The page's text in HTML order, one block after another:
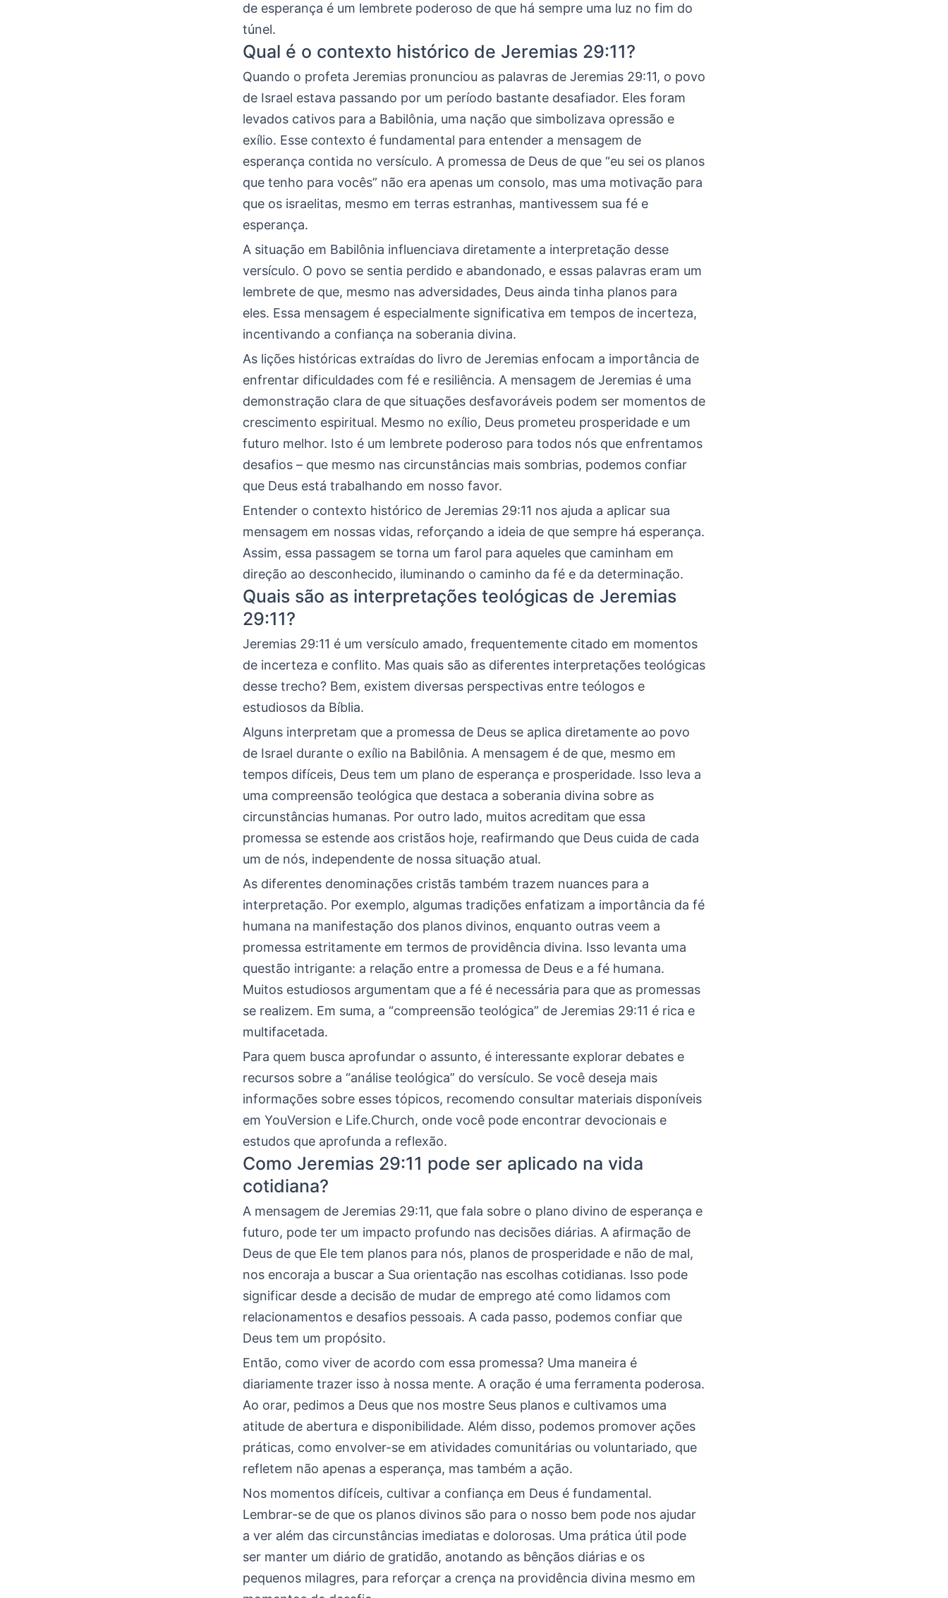
de esperança é um lembrete poderoso de que há sempre uma luz no fim do
túnel.
Qual é o contexto histórico de Jeremias 29:11?
Quando o profeta Jeremias pronunciou as palavras de Jeremias 29:11, o povo
de Israel estava passando por um período bastante desafiador. Eles foram
levados cativos para a Babilônia, uma nação que simbolizava opressão e
exílio. Esse contexto é fundamental para entender a mensagem de
esperança contida no versículo. A promessa de Deus de que “eu sei os planos
que tenho para vocês” não era apenas um consolo, mas uma motivação para
que os israelitas, mesmo em terras estranhas, mantivessem sua fé e
esperança.
A situação em Babilônia influenciava diretamente a interpretação desse
versículo. O povo se sentia perdido e abandonado, e essas palavras eram um
lembrete de que, mesmo nas adversidades, Deus ainda tinha planos para
eles. Essa mensagem é especialmente significativa em tempos de incerteza,
incentivando a confiança na soberania divina.
As lições históricas extraídas do livro de Jeremias enfocam a importância de
enfrentar dificuldades com fé e resiliência. A mensagem de Jeremias é uma
demonstração clara de que situações desfavoráveis podem ser momentos de
crescimento espiritual. Mesmo no exílio, Deus prometeu prosperidade e um
futuro melhor. Isto é um lembrete poderoso para todos nós que enfrentamos
desafios – que mesmo nas circunstâncias mais sombrias, podemos confiar
que Deus está trabalhando em nosso favor.
Entender o contexto histórico de Jeremias 29:11 nos ajuda a aplicar sua
mensagem em nossas vidas, reforçando a ideia de que sempre há esperança.
Assim, essa passagem se torna um farol para aqueles que caminham em
direção ao desconhecido, iluminando o caminho da fé e da determinação.
Quais são as interpretações teológicas de Jeremias
29:11?
Jeremias 29:11 é um versículo amado, frequentemente citado em momentos
de incerteza e conflito. Mas quais são as diferentes interpretações teológicas
desse trecho? Bem, existem diversas perspectivas entre teólogos e
estudiosos da Bíblia.
Alguns interpretam que a promessa de Deus se aplica diretamente ao povo
de Israel durante o exílio na Babilônia. A mensagem é de que, mesmo em
tempos difíceis, Deus tem um plano de esperança e prosperidade. Isso leva a
uma compreensão teológica que destaca a soberania divina sobre as
circunstâncias humanas. Por outro lado, muitos acreditam que essa
promessa se estende aos cristãos hoje, reafirmando que Deus cuida de cada
um de nós, independente de nossa situação atual.
As diferentes denominações cristãs também trazem nuances para a
interpretação. Por exemplo, algumas tradições enfatizam a importância da fé
humana na manifestação dos planos divinos, enquanto outras veem a
promessa estritamente em termos de providência divina. Isso levanta uma
questão intrigante: a relação entre a promessa de Deus e a fé humana.
Muitos estudiosos argumentam que a fé é necessária para que as promessas
se realizem. Em suma, a “compreensão teológica” de Jeremias 29:11 é rica e
multifacetada.
Para quem busca aprofundar o assunto, é interessante explorar debates e
recursos sobre a “análise teológica” do versículo. Se você deseja mais
informações sobre esses tópicos, recomendo consultar materiais disponíveis
em YouVersion e Life.Church, onde você pode encontrar devocionais e
estudos que aprofunda a reflexão.
Como Jeremias 29:11 pode ser aplicado na vida
cotidiana?
A mensagem de Jeremias 29:11, que fala sobre o plano divino de esperança e
futuro, pode ter um impacto profundo nas decisões diárias. A afirmação de
Deus de que Ele tem planos para nós, planos de prosperidade e não de mal,
nos encoraja a buscar a Sua orientação nas escolhas cotidianas. Isso pode
significar desde a decisão de mudar de emprego até como lidamos com
relacionamentos e desafios pessoais. A cada passo, podemos confiar que
Deus tem um propósito.
Então, como viver de acordo com essa promessa? Uma maneira é
diariamente trazer isso à nossa mente. A oração é uma ferramenta poderosa.
Ao orar, pedimos a Deus que nos mostre Seus planos e cultivamos uma
atitude de abertura e disponibilidade. Além disso, podemos promover ações
práticas, como envolver-se em atividades comunitárias ou voluntariado, que
refletem não apenas a esperança, mas também a ação.
Nos momentos difíceis, cultivar a confiança em Deus é fundamental.
Lembrar-se de que os planos divinos são para o nosso bem pode nos ajudar
a ver além das circunstâncias imediatas e dolorosas. Uma prática útil pode
ser manter um diário de gratidão, anotando as bênçãos diárias e os
pequenos milagres, para reforçar a crença na providência divina mesmo em